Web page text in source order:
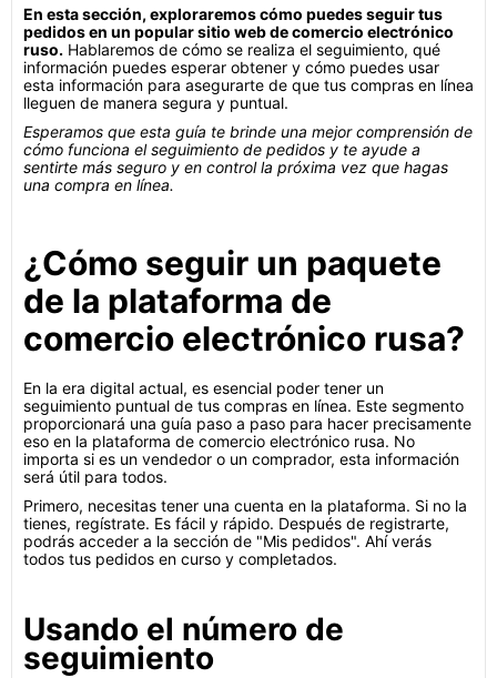
En esta sección, exploraremos cómo puedes seguir tus
pedidos en un popular sitio web de comercio electrónico
ruso. Hablaremos de cómo se realiza el seguimiento, qué
información puedes esperar obtener y cómo puedes usar
esta información para asegurarte de que tus compras en línea
lleguen de manera segura y puntual.
Esperamos que esta guía te brinde una mejor comprensión de
cómo funciona el seguimiento de pedidos y te ayude a
sentirte más seguro y en control la próxima vez que hagas
una compra en línea.
¿Cómo seguir un paquete
de la plataforma de
comercio electrónico rusa?
En la era digital actual, es esencial poder tener un
seguimiento puntual de tus compras en línea. Este segmento
proporcionará una guía paso a paso para hacer precisamente
eso en la plataforma de comercio electrónico rusa. No
importa si es un vendedor o un comprador, esta información
será útil para todos.
Primero, necesitas tener una cuenta en la plataforma. Si no la
tienes, regístrate. Es fácil y rápido. Después de registrarte,
podrás acceder a la sección de "Mis pedidos". Ahí verás
todos tus pedidos en curso y completados.
Usando el número de
seguimiento